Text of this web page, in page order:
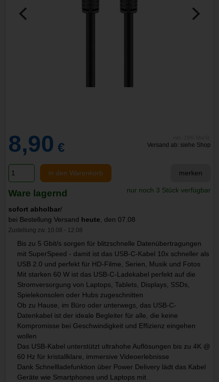
8,90 € Versand ab: siehe Shop
in den Warenkorb merken
Ware lagernd nur noch 3 Stück verfügbar
sofort abholbar/
bei Bestellung Versand heute, den 07.08
Zustellung zw. 10.08 - 12.08
Bis zu 5 Gbit/s sorgen für blitzschnelle Datenübertragungen
mit SuperSpeed - damit ist das USB-C-Kabel 10x schneller als
USB 2.0 und perfekt für HD-Filme, Serien, Musik und Fotos
Mit starken 60 W ist das USB-C-Ladekabel perfekt auf die
Stromversorgung von Laptops, Tablets, Displays, SSDs,
Spielekonsolen oder Hubs zugeschnitten
Ob zu Hause, im Büro oder unterwegs, das USB-C-
Datenkabel ist der ideale Begleiter für alle, die keine
Kompromisse bei Geschwindigkeit und Effizienz eingehen
wollen
Das USB-Kabel unterstützt ultrahohe Auflösungen bis zu 4K @
60 Hz für kristallklare, immersive Videoerlebnisse
Dank Schnellladefunktion über Power Delivery lädt das Kabel
Geräte wie Smartphones und Laptops mit